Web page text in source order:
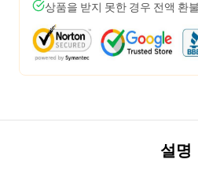
상품을 받지 못한 경우 전액 환불
설명